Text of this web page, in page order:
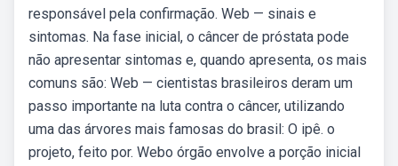
responsável pela confirmação. Web — sinais e
sintomas. Na fase inicial, o câncer de próstata pode
não apresentar sintomas e, quando apresenta, os mais
comuns são: Web — cientistas brasileiros deram um
passo importante na luta contra o câncer, utilizando
uma das árvores mais famosas do brasil: O ipê. o
projeto, feito por. Webo órgão envolve a porção inicial